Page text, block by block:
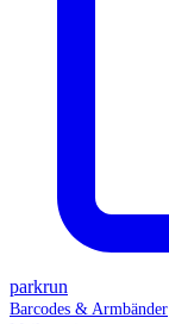
parkrun
Barcodes & Armbänder